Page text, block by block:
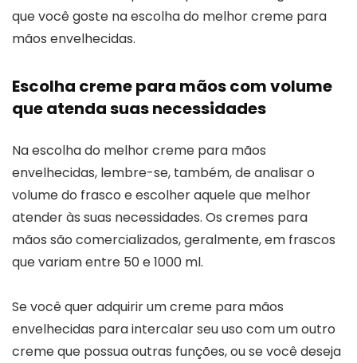
que você goste na escolha do melhor creme para
mãos envelhecidas.
Escolha creme para mãos com volume
que atenda suas necessidades
Na escolha do melhor creme para mãos
envelhecidas, lembre-se, também, de analisar o
volume do frasco e escolher aquele que melhor
atender às suas necessidades. Os cremes para
mãos são comercializados, geralmente, em frascos
que variam entre 50 e 1000 ml.
Se você quer adquirir um creme para mãos
envelhecidas para intercalar seu uso com um outro
creme que possua outras funções, ou se você deseja